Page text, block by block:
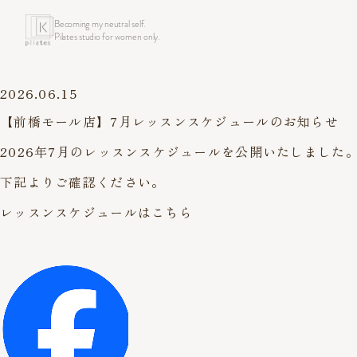
Becoming my neutral self.
Pilates studio for women only.
2026.06.15
【前橋モール店】7月レッスンスケジュールのお知らせ
2026年7月のレッスンスケジュールを公開いたしました。
下記よりご確認ください。
レッスンスケジュールはこちら